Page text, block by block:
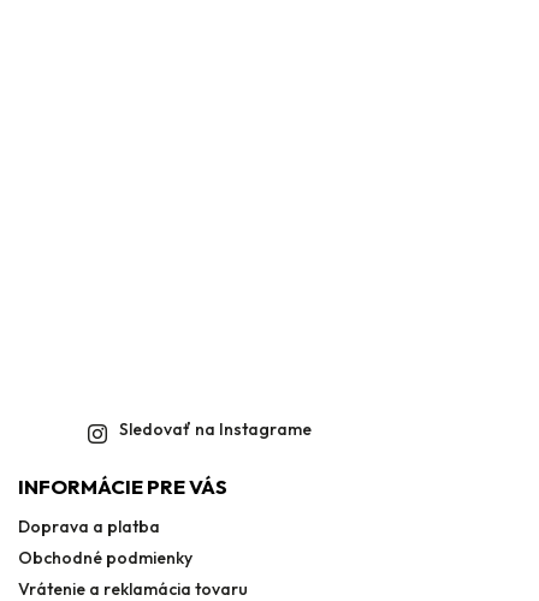
Sledovať na Instagrame
INFORMÁCIE PRE VÁS
Doprava a platba
Obchodné podmienky
Vrátenie a reklamácia tovaru